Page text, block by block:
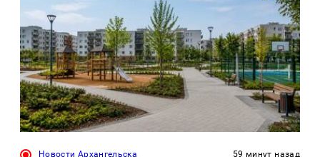
Новости Архангельска 59 минут назад